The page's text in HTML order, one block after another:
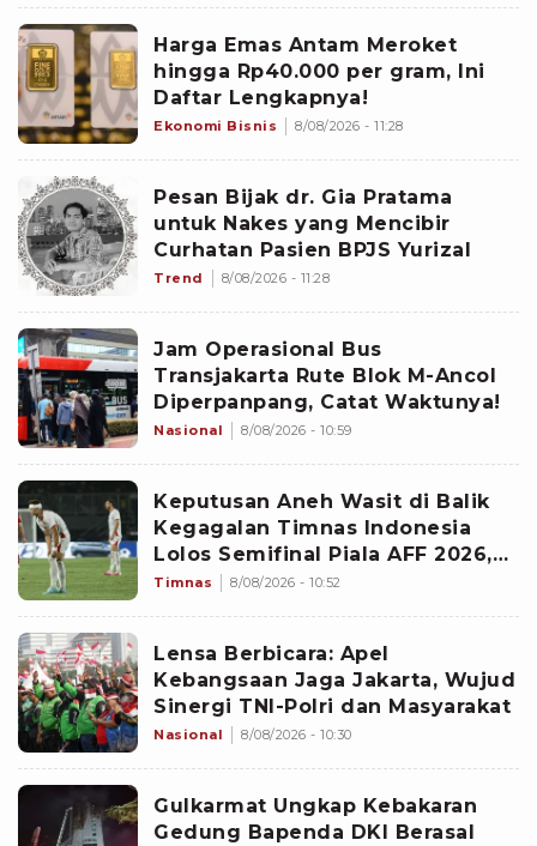
Harga Emas Antam Meroket
hingga Rp40.000 per gram, Ini
Daftar Lengkapnya!
Ekonomi Bisnis 8/08/2026 - 11:28
Pesan Bijak dr. Gia Pratama
untuk Nakes yang Mencibir
Curhatan Pasien BPJS Yurizal
Trend 8/08/2026 - 11:28
Jam Operasional Bus
Transjakarta Rute Blok M-Ancol
Diperpanpang, Catat Waktunya!
Nasional 8/08/2026 - 10:59
Keputusan Aneh Wasit di Balik
Kegagalan Timnas Indonesia
Lolos Semifinal Piala AFF 2026,
Untungkan Singapura dan
Timnas 8/08/2026 - 10:52
Lensa Berbicara: Apel
Kebangsaan Jaga Jakarta, Wujud
Sinergi TNI-Polri dan Masyarakat
Nasional 8/08/2026 - 10:30
Gulkarmat Ungkap Kebakaran
Gedung Bapenda DKI Berasal